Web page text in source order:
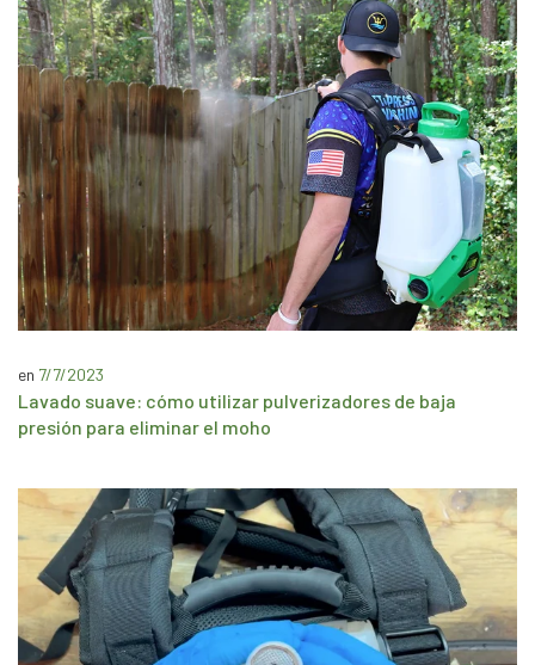
en 7/7/2023
Lavado suave: cómo utilizar pulverizadores de baja
presión para eliminar el moho